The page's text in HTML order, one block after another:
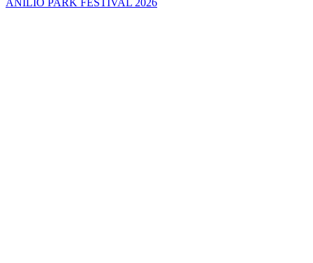
ANILIO PARK FESTIVAL 2026